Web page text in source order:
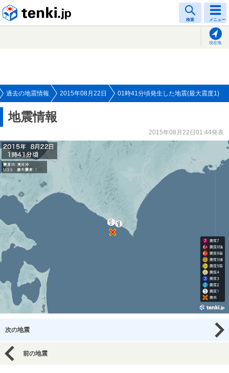
検索 メニュー
現在地
過去の地震情報 2015年08月22日 01時41分頃発生した地震(最大震度1)
地震情報
2015年08月22日01:44発表
次の地震
前の地震